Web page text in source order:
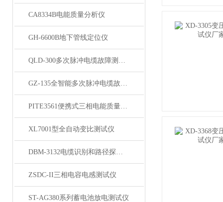
CA8334B电能质量分析仪
GH-6600B地下管线定位仪
QLD-300多次脉冲电缆故障测试仪
GZ-135全智能多次脉冲电缆故障测试仪
PITE3561便携式三相电能质量分析仪
XL7001型全自动变比测试仪
DBM-3132电缆识别和路径探测仪
ZSDC-II三相电容电感测试仪
ST-AG380系列蓄电池放电测试仪